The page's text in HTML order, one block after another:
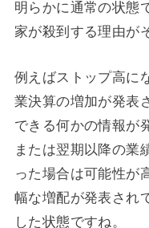
明らかに通常の状態
家が殺到する理由が
例えばストップ高に
業決算の増加が発表
できる何かの情報が
または翌期以降の業
った場合は可能性が
幅な増配が発表され
した状態ですね。